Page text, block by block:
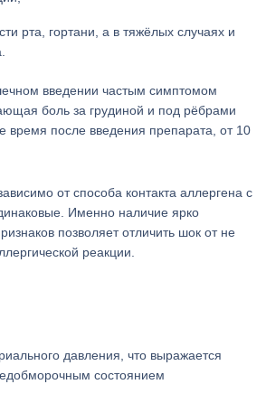
рта, гортани, а в тяжёлых случаях и
введении частым симптомом
боль за грудиной и под рёбрами
время после введения препарата, от 10
от способа контакта аллергена с
Именно наличие ярко
позволяет отличить шок от не
реакции.
давления, что выражается
состоянием